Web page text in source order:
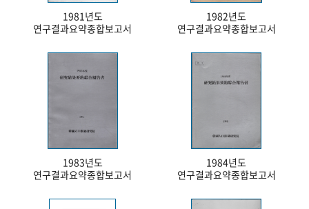
1981년도
연구결과요약종합보고서
1982년도
연구결과요약종합보고서
1983년도
연구결과요약종합보고서
1984년도
연구결과요약종합보고서